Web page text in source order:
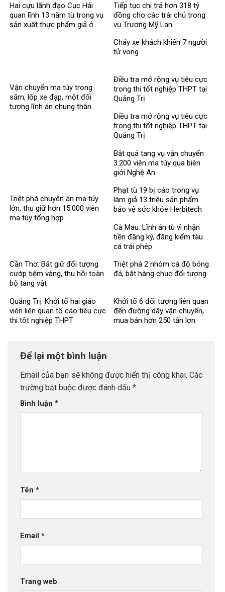
Hai cựu lãnh đạo Cục Hải
quan lĩnh 13 năm tù trong vụ
sản xuất thực phẩm giả ở
Tiếp tục chi trả hơn 318 tỷ
đồng cho các trái chủ trong
vụ Trương Mỹ Lan
Vận chuyển ma túy trong
săm, lốp xe đạp, một đối
tượng lĩnh án chung thân
Cháy xe khách khiến 7 người
tử vong​
Điều tra mở rộng vụ tiêu cực
trong thi tốt nghiệp THPT tại
Quảng Trị
Điều tra mở rộng vụ tiêu cực
trong thi tốt nghiệp THPT tại
Quảng Trị
Triệt phá chuyên án ma túy
lớn, thu giữ hơn 15.000 viên
ma túy tổng hợp
Bắt quả tang vụ vận chuyển
3.200 viên ma túy qua biên
giới Nghệ An
Phạt tù 19 bị cáo trong vụ
làm giả 13 triệu sản phẩm
bảo vệ sức khỏe Herbitech
Cà Mau: Lĩnh án tù vì nhận
tiền đăng ký, đăng kiểm tàu
cá trái phép
Cần Thơ: Bắt giữ đối tượng
cướp tiệm vàng, thu hồi toàn
bộ tang vật
Triệt phá 2 nhóm cá độ bóng
đá, bắt hàng chục đối tượng
Quảng Trị: Khởi tố hai giáo
viên liên quan tố cáo tiêu cực
thi tốt nghiệp THPT
Khởi tố 6 đối tượng liên quan
đến đường dây vận chuyển,
mua bán hơn 250 tấn lợn
Để lại một bình luận
Email của bạn sẽ không được hiển thị công khai. Các
trường bắt buộc được đánh dấu *
Bình luận *
Tên *
Email *
Trang web